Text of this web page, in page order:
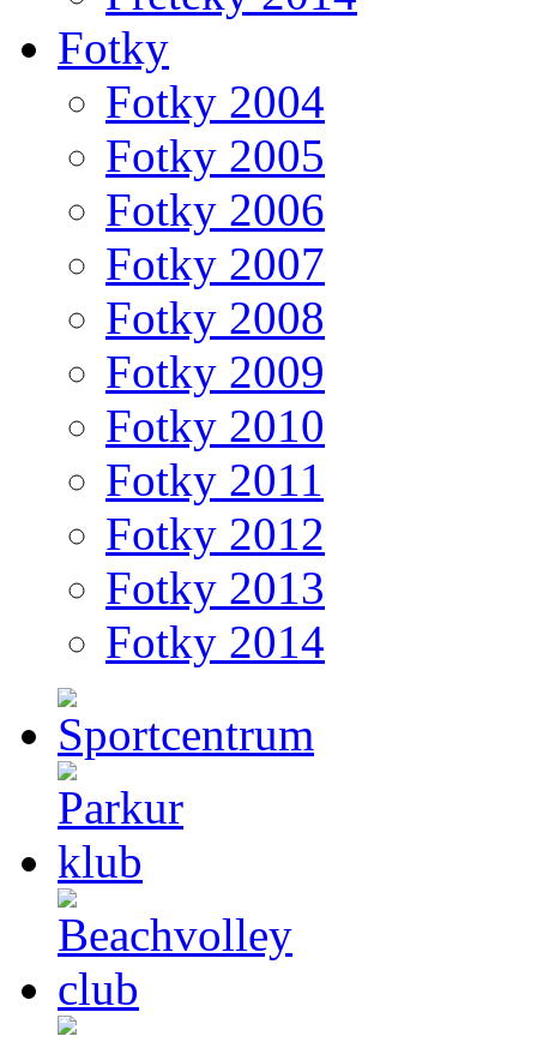
Fotky
Fotky 2004
Fotky 2005
Fotky 2006
Fotky 2007
Fotky 2008
Fotky 2009
Fotky 2010
Fotky 2011
Fotky 2012
Fotky 2013
Fotky 2014